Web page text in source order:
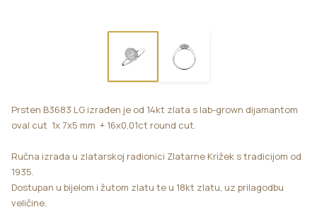
Prsten B3683 LG izrađen je od 14kt zlata s lab-grown dijamantom
oval cut 1x 7x5 mm + 16x0,01ct round cut.
Ručna izrada u zlatarskoj radionici Zlatarne Križek s tradicijom od
1935.
Dostupan u bijelom i žutom zlatu te u 18kt zlatu, uz prilagodbu
veličine.